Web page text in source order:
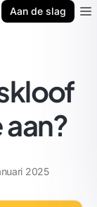
Aan de slag
aan?
2025